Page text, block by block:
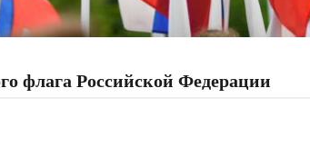
флага Российской Федерации